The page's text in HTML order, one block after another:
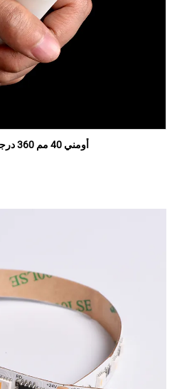
أومني 40 مم 360 درجة أضواء نيون